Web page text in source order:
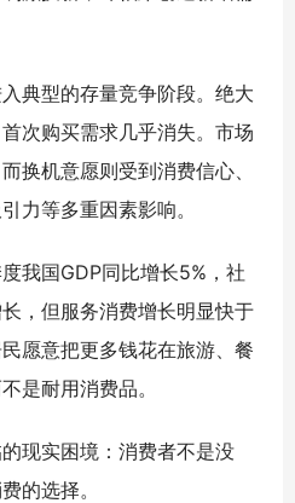
典型的存量竞争阶段。绝大
次购买需求几乎消失。市场
换机意愿则受到消费信心、
力等多重因素影响。
我国GDP同比增长5%，社
，但服务消费增长明显快于
愿意把更多钱花在旅游、餐
是耐用消费品。
现实困境：消费者不是没
的选择。